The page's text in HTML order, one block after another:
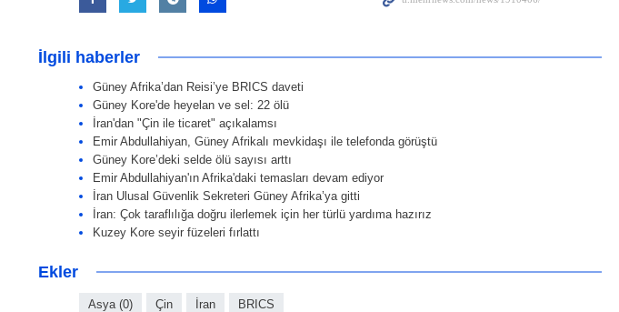
İlgili haberler
Güney Afrika’dan Reisi’ye BRICS daveti
Güney Kore'de heyelan ve sel: 22 ölü
İran'dan "Çin ile ticaret" açıkalamsı
Emir Abdullahiyan, Güney Afrikalı mevkidaşı ile telefonda görüştü
Güney Kore’deki selde ölü sayısı arttı
Emir Abdullahiyan'ın Afrika'daki temasları devam ediyor
İran Ulusal Güvenlik Sekreteri Güney Afrika’ya gitti
İran: Çok taraflılığa doğru ilerlemek için her türlü yardıma hazırız
Kuzey Kore seyir füzeleri fırlattı
Ekler
Asya (0) Çin İran BRICS